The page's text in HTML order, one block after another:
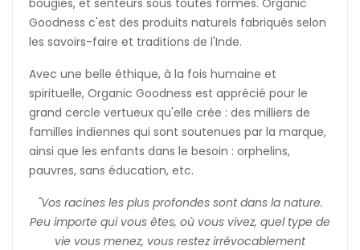
Goodness c'est des produits naturels fabriqués selon
les savoirs-faire et traditions de l'Inde.
Avec une belle éthique, à la fois humaine et
spirituelle, Organic Goodness est apprécié pour le
grand cercle vertueux qu'elle crée : des milliers de
familles indiennes qui sont soutenues par la marque,
ainsi que les enfants dans le besoin : orphelins,
pauvres, sans éducation, etc.
"Vos racines les plus profondes sont dans la nature.
Peu importe qui vous êtes, où vous vivez, quel type de
vie vous menez, vous restez irrévocablement